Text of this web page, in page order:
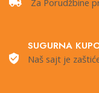
SUGURNA
Naš sajt je